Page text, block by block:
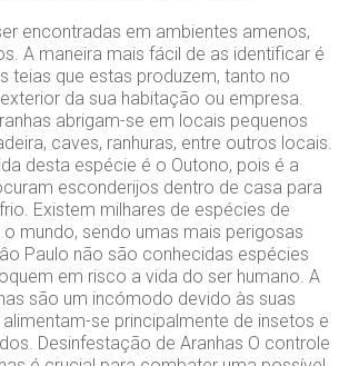
encontradas em ambientes amenos,
A maneira mais fácil de as identificar é
teias que estas produzem, tanto no
da sua habitação ou empresa.
abrigam-se em locais pequenos
caves, ranhuras, entre outros locais.
desta espécie é o Outono, pois é a
esconderijos dentro de casa para
Existem milhares de espécies de
mundo, sendo umas mais perigosas
Paulo não são conhecidas espécies
em risco a vida do ser humano. A
são um incómodo devido às suas
se principalmente de insetos e
Desinfestação de Aranhas O controle